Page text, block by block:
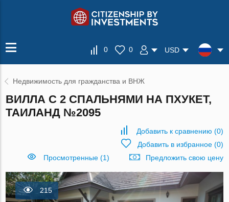
0 0 USD
Недвижимость для гражданства и ВНЖ
ВИЛЛА С 2 СПАЛЬНЯМИ НА ПХУКЕТ,
ТАИЛАНД №2095
Добавить к сравнению (0)
Добавить в избранное(0)
Просмотренные (1)
Предложить свою цену
215